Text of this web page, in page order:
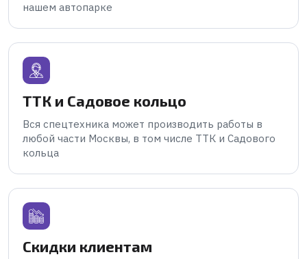
нашем автопарке
ТТК и Садовое кольцо
Вся спецтехника может производить работы в
любой части Москвы, в том числе ТТК и Садового
кольца
Скидки клиентам